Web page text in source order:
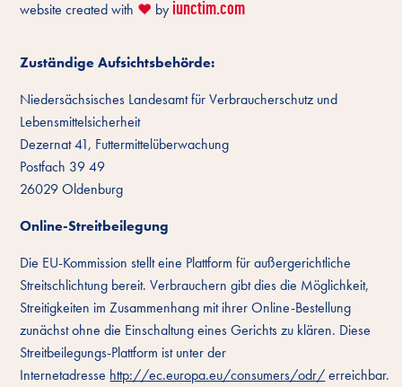
website created with ❤️ by iunctim.com
Zuständige Aufsichtsbehörde:
Niedersächsisches Landesamt für Verbraucherschutz und
Lebensmittelsicherheit
Dezernat 41, Futtermittelüberwachung
Postfach 39 49
26029 Oldenburg
Online-Streitbeilegung
Die EU-Kommission stellt eine Plattform für außergerichtliche
Streitschlichtung bereit. Verbrauchern gibt dies die Möglichkeit,
Streitigkeiten im Zusammenhang mit ihrer Online-Bestellung
zunächst ohne die Einschaltung eines Gerichts zu klären. Diese
Streitbeilegungs-Plattform ist unter der
Internetadresse http://ec.europa.eu/consumers/odr/erreichbar.